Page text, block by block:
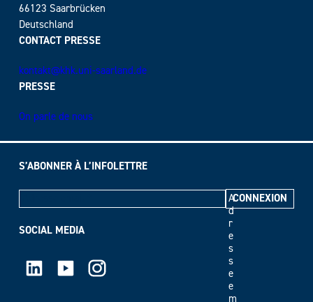
66123 Saarbrücken
Deutschland
CONTACT PRESSE
kontakt@khk.uni-saarland.de
PRESSE
On parle de nous
S’ABONNER À L’INFOLETTRE
A
d
r
e
s
s
e
e
m
SOCIAL MEDIA
LinkedIn Youtube Instagram